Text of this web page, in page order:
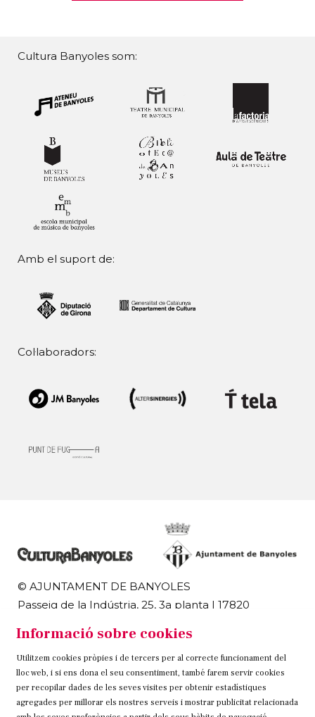
Cultura Banyoles som:
Amb el suport de:
Col·laboradors:
© AJUNTAMENT DE BANYOLES
Passeig de la Indústria, 25, 3a planta | 17820
972 58 18 48 | 972 57 00 50
Sitemap Avís Legal Ús de Cookies Contacteu
Link a instagram
Link a twitter
Link a facebook
Informació sobre cookies
Utilitzem cookies pròpies i de tercers per al correcte funcionament del
lloc web, i si ens dona el seu consentiment, també farem servir cookies
per recopilar dades de les seves visites per obtenir estadístiques
agregades per millorar els nostres serveis i mostrar publicitat relacionada